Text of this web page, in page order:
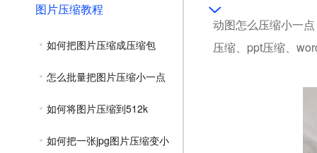
图片压缩教程
如何把图片压缩成压缩包
怎么批量把图片压缩小一点
如何将图片压缩到512k
如何把一张jpg图片压缩变小
动图怎么压缩小一
压缩、ppt压缩、